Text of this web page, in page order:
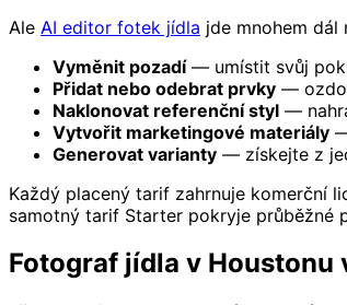
Ale AI editor fotek jídla jde mnohem
Vyměnit pozadí— umístit svůj
Přidat nebo odebrat prvky —
Naklonovat referenční styl —
Vytvořit marketingové materiály
Generovat varianty — získejte z
Každý placený tarif zahrnuje komerční
samotný tarif Starter pokryje průběžné
Fotograf jídla v Houstonu